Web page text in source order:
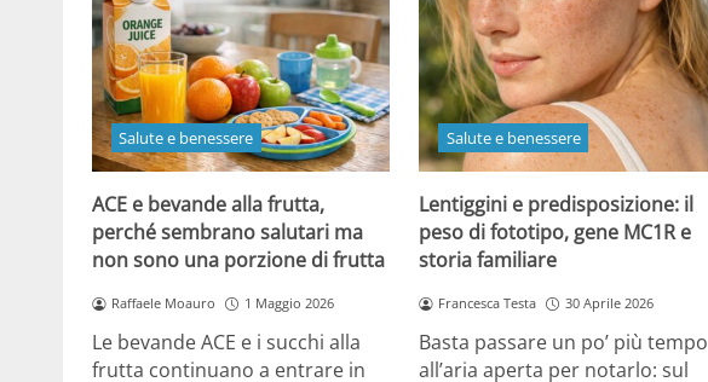
Salute e benessere
ACE e bevande alla frutta,
perché sembrano salutari ma
non sono una porzione di frutta
Raffaele Moauro 1 Maggio 2026
Le bevande ACE e i succhi alla
frutta continuano a entrare in
Salute e benessere
Lentiggini e predisposizione: il
peso di fototipo, gene MC1R e
storia familiare
Francesca Testa 30 Aprile 2026
Basta passare un po’ più tempo
all’aria aperta per notarlo: sul